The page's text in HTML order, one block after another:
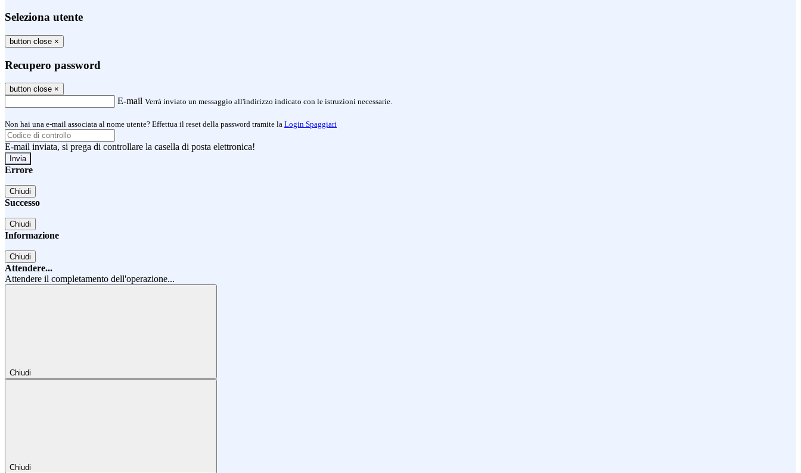
Seleziona utente
button close ×
Recupero password
button close ×
E-mail Verrà inviato un messaggio all'indirizzo indicato con le istruzioni necessarie.
Non hai una e-mail associata al nome utente? Effettua il reset della password tramite la Login Spaggiari
E-mail inviata, si prega di controllare la casella di posta elettronica!
Errore
Chiudi
Successo
Chiudi
Informazione
Chiudi
Attendere...
Attendere il completamento dell'operazione...
Chiudi
Chiudi